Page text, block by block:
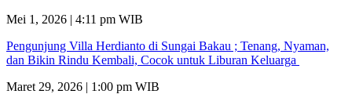
Mei 1, 2026 | 4:11 pm WIB
Pengunjung Villa Herdianto di Sungai Bakau ; Tenang, Nyaman,
dan Bikin Rindu Kembali, Cocok untuk Liburan Keluarga
Maret 29, 2026 | 1:00 pm WIB